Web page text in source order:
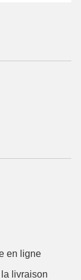
en ligne
livraison